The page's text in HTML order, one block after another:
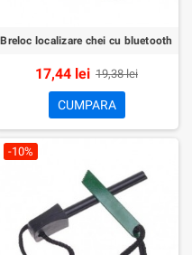
Breloc localizare chei cu bluetooth
17,44 lei 19,38 lei
CUMPARA
-10%